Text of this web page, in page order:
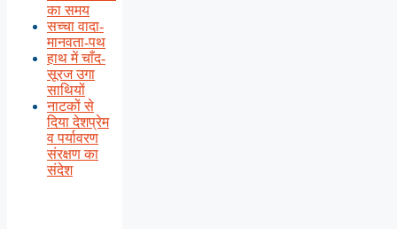
का समय
सच्चा वादा-
मानवता-पथ
हाथ में चाँद-
सूरज उगा
साथियों
नाटकों से
दिया देशप्रेम
व पर्यावरण
संरक्षण का
संदेश